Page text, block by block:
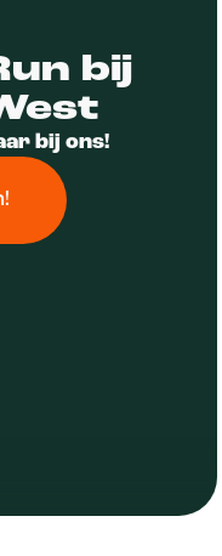
bij
bij ons!